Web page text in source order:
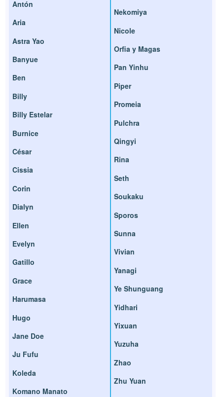
Antón
Aria
Astra Yao
Banyue
Ben
Billy
Billy Estelar
Burnice
César
Cissia
Corin
Dialyn
Ellen
Evelyn
Gatillo
Grace
Harumasa
Hugo
Jane Doe
Ju Fufu
Koleda
Komano Manato
Nekomiya
Nicole
Orfia y Magas
Pan Yinhu
Piper
Promeia
Pulchra
Qingyi
Rina
Seth
Soukaku
Sporos
Sunna
Vivian
Yanagi
Ye Shunguang
Yidhari
Yixuan
Yuzuha
Zhao
Zhu Yuan